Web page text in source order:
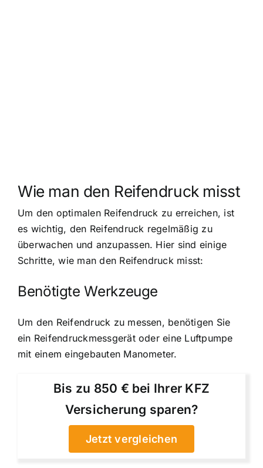
Wie man den Reifendruck misst
Um den optimalen Reifendruck zu erreichen, ist
es wichtig, den Reifendruck regelmäßig zu
überwachen und anzupassen. Hier sind einige
Schritte, wie man den Reifendruck misst:
Benötigte Werkzeuge
Um den Reifendruck zu messen, benötigen Sie
ein Reifendruckmessgerät oder eine Luftpumpe
mit einem eingebauten Manometer.
Bis zu 850 € bei Ihrer KFZ
Versicherung sparen?
Jetzt vergleichen